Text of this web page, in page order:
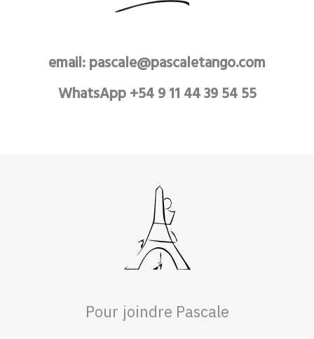
email: pascale@pascaletango.com
WhatsApp +54 9 11 44 39 54 55
Pour joindre Pascale